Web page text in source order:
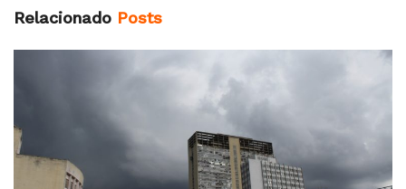
Relacionado Posts